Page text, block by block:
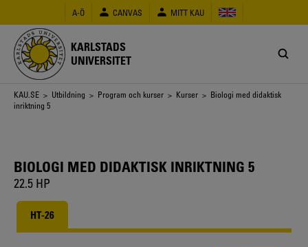
huvudinnehåll
A-Ö CANVAS MITT KAU
KARLSTADS
UNIVERSITET
Länkstig
KAU.SE > Utbildning > Program och kurser > Kurser > Biologi med didaktisk
inriktning 5
BIOLOGI MED DIDAKTISK INRIKTNING 5
22.5 HP
HT-26